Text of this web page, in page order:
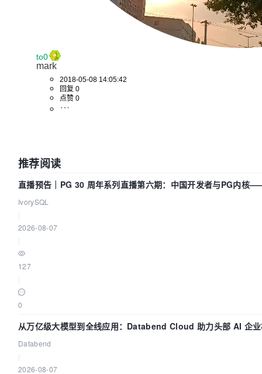
to0
mark
2018-05-08 14:05:42
回复 0
点赞 0
推荐阅读
直播预告｜PG 30 周年系列直播第六期：中国开发者与PG内核
IvorySQL
2026-08-07
127
0
从万亿级大模型到全线应用：Databend Cloud 助力头部 AI 企
Databend
2026-08-07